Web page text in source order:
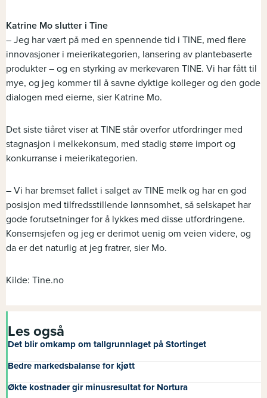
Katrine Mo slutter i Tine
– Jeg har vært på med en spennende tid i TINE, med flere
innovasjoner i meierikategorien, lansering av plantebaserte
produkter – og en styrking av merkevaren TINE. Vi har fått til
mye, og jeg kommer til å savne dyktige kolleger og den gode
dialogen med eierne, sier Katrine Mo.
Det siste tiåret viser at TINE står overfor utfordringer med
stagnasjon i melkekonsum, med stadig større import og
konkurranse i meierikategorien.
– Vi har bremset fallet i salget av TINE melk og har en god
posisjon med tilfredsstillende lønnsomhet, så selskapet har
gode forutsetninger for å lykkes med disse utfordringene.
Konsernsjefen og jeg er derimot uenig om veien videre, og
da er det naturlig at jeg fratrer, sier Mo.
Kilde: Tine.no
Les også
Det blir omkamp om tallgrunnlaget på Stortinget
Bedre markedsbalanse for kjøtt
Økte kostnader gir minusresultat for Nortura